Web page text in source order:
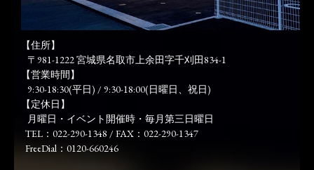
【住所】
〒981-1222 宮城県名取市上余田字千刈田834-1
【営業時間】
9:30-18:30(平日) / 9:30-18:00(日曜日、祝日)
【定休日】
月曜日・イベント開催時・毎月第三日曜日
TEL：022-290-1348 / FAX：022-290-1347
FreeDial：0120-660246